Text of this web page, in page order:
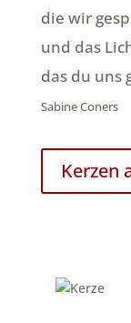
die wir
und das
das du uns
Sabine Coners
Kerzen